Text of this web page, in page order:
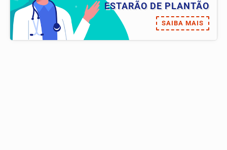
ESTARÃO DE PLANTÃO
SAIBA MAIS